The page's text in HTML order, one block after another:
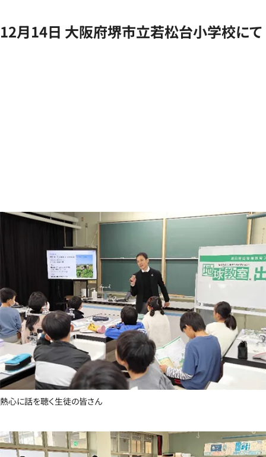
12月14日 大阪府堺市立若松台小学校にて
熱心に話を聴く生徒の皆さん